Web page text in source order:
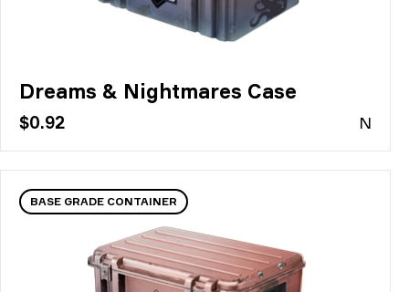
Dreams & Nightmares Case
$0.92 N
BASE GRADE CONTAINER